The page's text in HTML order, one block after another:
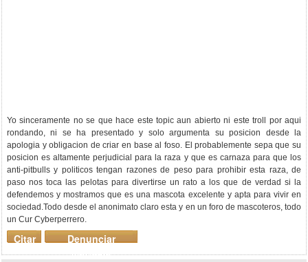
Yo sinceramente no se que hace este topic aun abierto ni este troll por aqui
rondando, ni se ha presentado y solo argumenta su posicion desde la
apologia y obligacion de criar en base al foso. El probablemente sepa que su
posicion es altamente perjudicial para la raza y que es carnaza para que los
anti-pitbulls y politicos tengan razones de peso para prohibir esta raza, de
paso nos toca las pelotas para divertirse un rato a los que de verdad si la
defendemos y mostramos que es una mascota excelente y apta para vivir en
sociedad.Todo desde el anonimato claro esta y en un foro de mascoteros, todo
un Cur Cyberperrero.
Denunciar
mensaje
Citar